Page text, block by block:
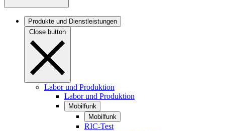
Produkte und Dienstleistungen
Close button
Labor und Produktion
Labor und Produktion
Mobilfunk
Mobilfunk
RIC-Test